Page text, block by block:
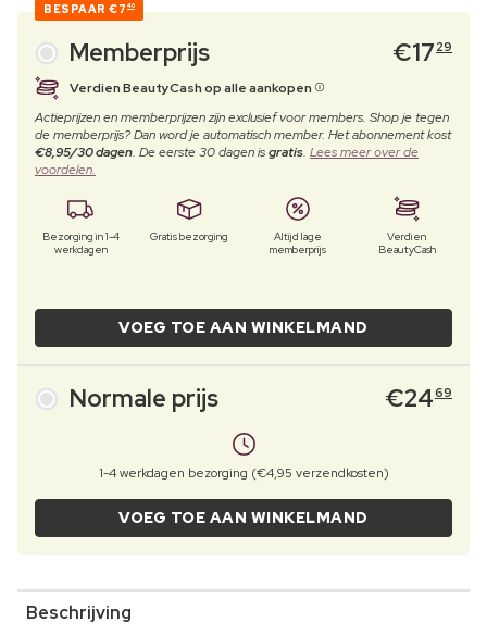
BESPAAR €7 40
Memberprijs €17 29
Verdien BeautyCash op alle aankopen
Actieprijzen en memberprijzen zijn exclusief voor members. Shop je tegen
de memberprijs? Dan word je automatisch member. Het abonnement kost
€8,95/30 dagen. De eerste 30 dagen isgratis. Lees meer over de
voordelen.
Bezorging in 1-4
werkdagen
Gratis bezorging
Altijd lage
memberprijs
Verdien
BeautyCash
VOEG TOE AAN WINKELMAND
Normale prijs €2469
1-4 werkdagen bezorging (€4,95 verzendkosten)
VOEG TOE AAN WINKELMAND
Beschrijving